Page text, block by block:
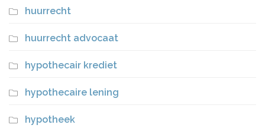
huurrecht
huurrecht advocaat
hypothecair krediet
hypothecaire lening
hypotheek